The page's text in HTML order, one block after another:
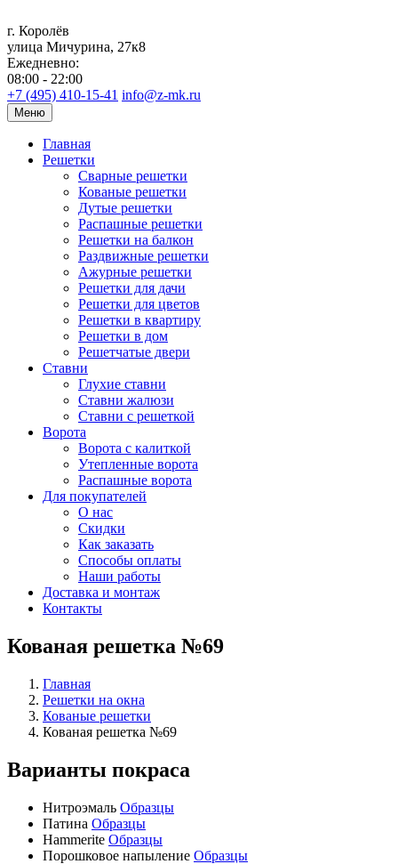
г. Королёв
улица Мичурина, 27к8
Ежедневно:
08:00 - 22:00
+7 (495) 410-15-41 info@z-mk.ru
Меню
Главная
Решетки
Сварные решетки
Кованые решетки
Дутые решетки
Распашные решетки
Решетки на балкон
Раздвижные решетки
Ажурные решетки
Решетки для дачи
Решетки для цветов
Решетки в квартиру
Решетки в дом
Решетчатые двери
Ставни
Глухие ставни
Ставни жалюзи
Ставни с решеткой
Ворота
Ворота с калиткой
Утепленные ворота
Распашные ворота
Для покупателей
О нас
Скидки
Как заказать
Способы оплаты
Наши работы
Доставка и монтаж
Контакты
Кованая решетка №69
Главная
Решетки на окна
Кованые решетки
Кованая решетка №69
Варианты покраса
Нитроэмаль Образцы
Патина Образцы
Hammerite Образцы
Порошковое напыление Образцы